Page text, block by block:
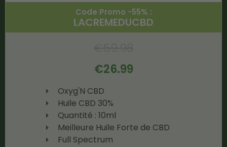
Code Promo -55% :
LACREMEDUCBD
€26.99
Oxyg'N CBD
Huile CBD 30%
Quantité : 10ml
Meilleure Huile Forte de CBD
Full Spectrum